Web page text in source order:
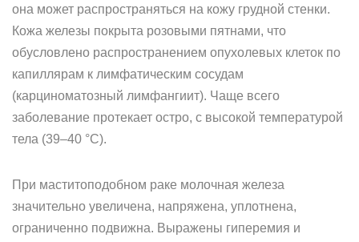
она может распространяться на кожу грудной стенки.
Кожа железы покрыта розовыми пятнами, что
обусловлено распространением опухолевых клеток по
капиллярам к лимфатическим сосудам
(карциноматозный лимфангиит). Чаще всего
заболевание протекает остро, с высокой температурой
тела (39–40 °С).
При маститоподобном раке молочная железа
значительно увеличена, напряжена, уплотнена,
ограниченно подвижна. Выражены гиперемия и